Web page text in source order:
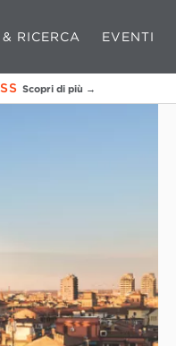
RICERCA EVENTI
Scopri di più →